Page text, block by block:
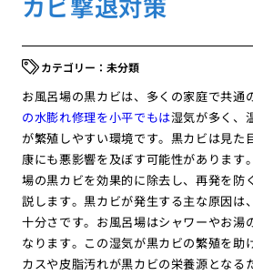
未分類
お風呂場の黒カビは、多くの家庭で共通
の水膨れ修理を小平でもは湿気が多く、
が繁殖しやすい環境です。黒カビは見た
康にも悪影響を及ぼす可能性があります
場の黒カビを効果的に除去し、再発を防
説します。黒カビが発生する主な原因は
十分さです。お風呂場はシャワーやお湯
なります。この湿気が黒カビの繁殖を助
カスや皮脂汚れが黒カビの栄養源となる